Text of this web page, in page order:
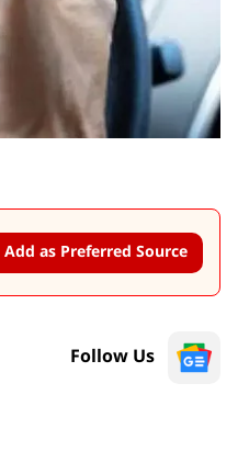
Add as Preferred Source
Follow Us